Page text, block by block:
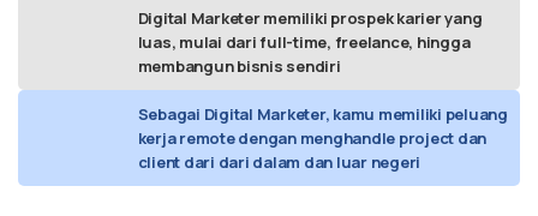
Digital Marketer memiliki prospek karier yang
luas, mulai dari full-time, freelance, hingga
membangun bisnis sendiri
Sebagai Digital Marketer, kamu memiliki peluang
kerja remote dengan menghandle project dan
client dari dari dalam dan luar negeri